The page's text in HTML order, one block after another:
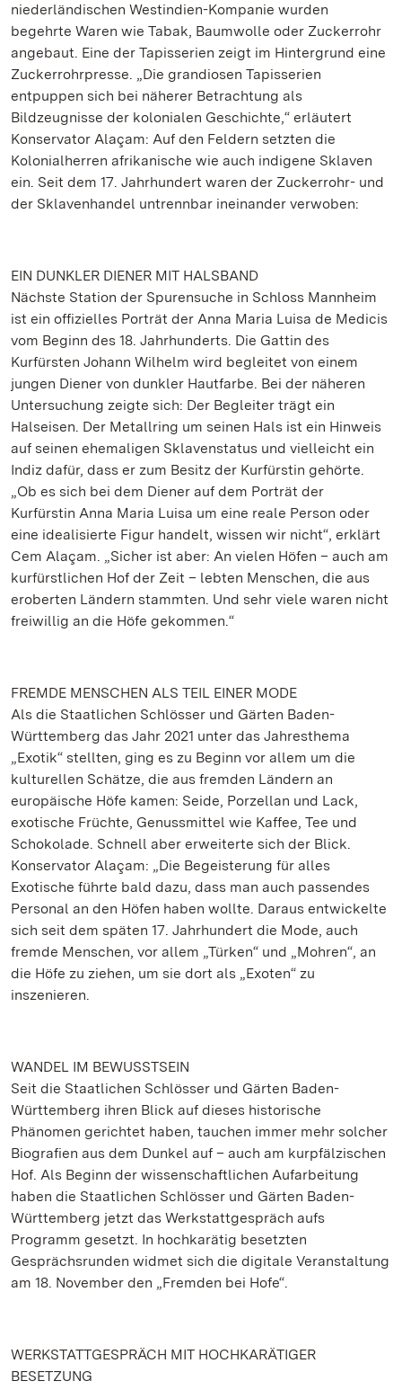
niederländischen Westindien-Kompanie wurden
begehrte Waren wie Tabak, Baumwolle oder Zuckerrohr
angebaut. Eine der Tapisserien zeigt im Hintergrund eine
Zuckerrohrpresse. „Die grandiosen Tapisserien
entpuppen sich bei näherer Betrachtung als
Bildzeugnisse der kolonialen Geschichte,“ erläutert
Konservator Alaçam: Auf den Feldern setzten die
Kolonialherren afrikanische wie auch indigene Sklaven
ein. Seit dem 17. Jahrhundert waren der Zuckerrohr- und
der Sklavenhandel untrennbar ineinander verwoben:
EIN DUNKLER DIENER MIT HALSBAND
Nächste Station der Spurensuche in Schloss Mannheim
ist ein offizielles Porträt der Anna Maria Luisa de Medicis
vom Beginn des 18. Jahrhunderts. Die Gattin des
Kurfürsten Johann Wilhelm wird begleitet von einem
jungen Diener von dunkler Hautfarbe. Bei der näheren
Untersuchung zeigte sich: Der Begleiter trägt ein
Halseisen. Der Metallring um seinen Hals ist ein Hinweis
auf seinen ehemaligen Sklavenstatus und vielleicht ein
Indiz dafür, dass er zum Besitz der Kurfürstin gehörte.
„Ob es sich bei dem Diener auf dem Porträt der
Kurfürstin Anna Maria Luisa um eine reale Person oder
eine idealisierte Figur handelt, wissen wir nicht“, erklärt
Cem Alaçam. „Sicher ist aber: An vielen Höfen – auch am
kurfürstlichen Hof der Zeit – lebten Menschen, die aus
eroberten Ländern stammten. Und sehr viele waren nicht
freiwillig an die Höfe gekommen.“
FREMDE MENSCHEN ALS TEIL EINER MODE
Als die Staatlichen Schlösser und Gärten Baden-
Württemberg das Jahr 2021 unter das Jahresthema
„Exotik“ stellten, ging es zu Beginn vor allem um die
kulturellen Schätze, die aus fremden Ländern an
europäische Höfe kamen: Seide, Porzellan und Lack,
exotische Früchte, Genussmittel wie Kaffee, Tee und
Schokolade. Schnell aber erweiterte sich der Blick.
Konservator Alaçam: „Die Begeisterung für alles
Exotische führte bald dazu, dass man auch passendes
Personal an den Höfen haben wollte. Daraus entwickelte
sich seit dem späten 17. Jahrhundert die Mode, auch
fremde Menschen, vor allem „Türken“ und „Mohren“, an
die Höfe zu ziehen, um sie dort als „Exoten“ zu
inszenieren.
WANDEL IM BEWUSSTSEIN
Seit die Staatlichen Schlösser und Gärten Baden-
Württemberg ihren Blick auf dieses historische
Phänomen gerichtet haben, tauchen immer mehr solcher
Biografien aus dem Dunkel auf – auch am kurpfälzischen
Hof. Als Beginn der wissenschaftlichen Aufarbeitung
haben die Staatlichen Schlösser und Gärten Baden-
Württemberg jetzt das Werkstattgespräch aufs
Programm gesetzt. In hochkarätig besetzten
Gesprächsrunden widmet sich die digitale Veranstaltung
am 18. November den „Fremden bei Hofe“.
WERKSTATTGESPRÄCH MIT HOCHKARÄTIGER
BESETZUNG